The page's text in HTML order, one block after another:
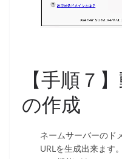
【手順７
の作成
ネームサーバーのド
URLを生成出来ます。